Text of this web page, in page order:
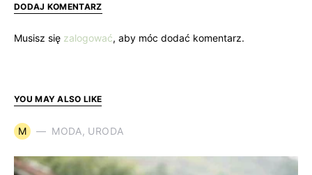
DODAJ KOMENTARZ
Musisz się zalogować, aby móc dodać komentarz.
YOU MAY ALSO LIKE
M MODA, URODA